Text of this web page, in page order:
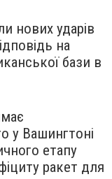
нових ударів
на
бази в
у Вашингтоні
етапу
ракет для